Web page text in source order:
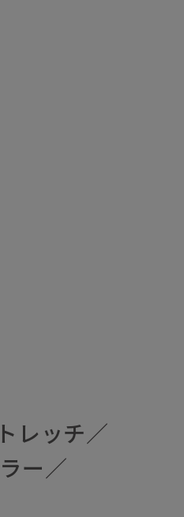
レッチ／
ー／